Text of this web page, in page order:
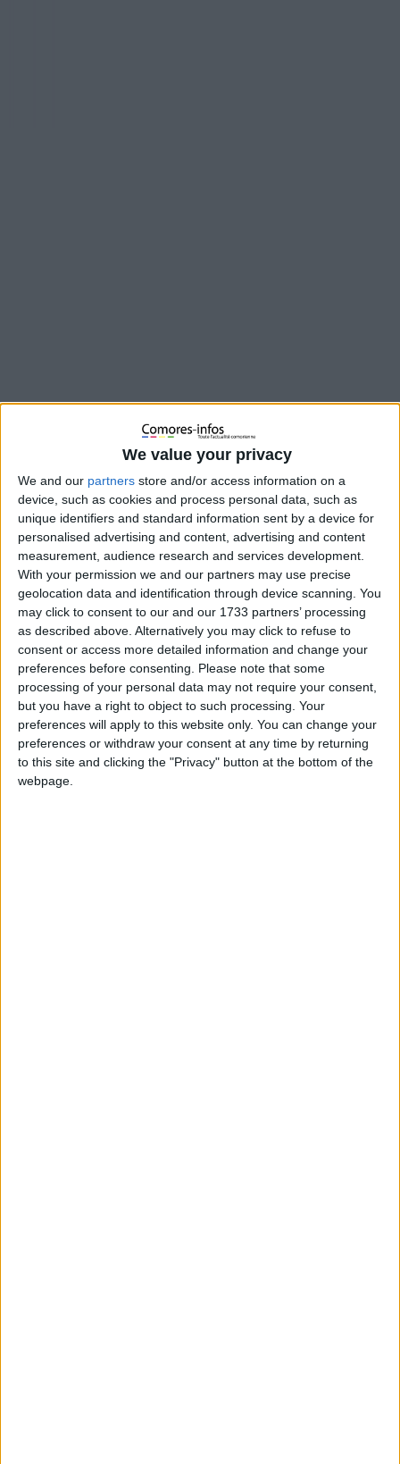
We value your privacy
We and our partners store and/or access information on a
device, such as cookies and process personal data, such as
unique identifiers and standard information sent by a device for
personalised advertising and content, advertising and content
measurement, audience research and services development.
With your permission we and our partners may use precise
geolocation data and identification through device scanning. You
may click to consent to our and our 1733 partners’ processing
as described above. Alternatively you may click to refuse to
consent or access more detailed information and change your
preferences before consenting.
Please note that some
processing of your personal data may not require your consent,
but you have a right to object to such processing. Your
preferences will apply to this website only. You can change your
preferences or withdraw your consent at any time by returning
to this site and clicking the "Privacy" button at the bottom of the
webpage.